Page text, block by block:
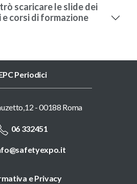
scaricare le slide dei
e corsi di formazione
Periodici
- 00188 Roma
06 332451
e Privacy